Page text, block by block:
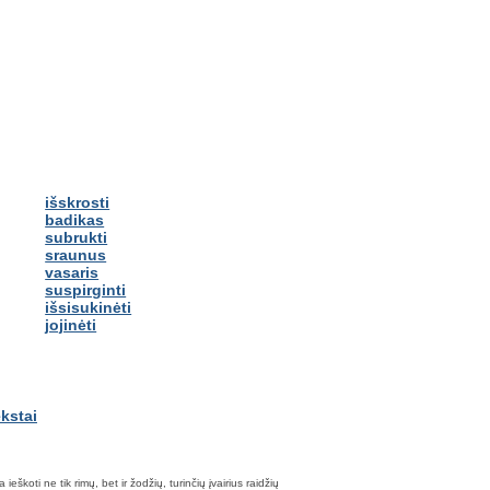
išskrosti
badikas
subrukti
sraunus
vasaris
suspirginti
išsisukinėti
jojinėti
ne tik rimų, bet ir žodžių, turinčių įvairius raidžių